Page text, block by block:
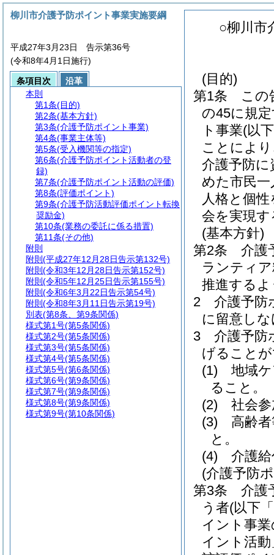
○柳川市
(目的)
第1条
この
の45に規
ト事業(以
ことによ
介護予防
めた市民
人格と個
会を実現
(基本方針)
第2条
介護
ランティ
推進する
2
介護予防
に留意し
3
介護予防
げること
(1)
地域
ること。
(2)
社会
(3)
高齢
と。
(4)
介護
(介護予防
第3条
介護
う者(以下
イント事
イント活動
柳川市介護予防ポイント事業実施要綱
平成27年3月23日 告示第36号
(令和8年4月1日施行)
条項目次
沿革
本則
第1条(目的)
第2条(基本方針)
第3条(介護予防ポイント事業)
第4条(事業主体等)
第5条(受入機関等の指定)
第6条(介護予防ポイント活動者の登
録)
第7条(介護予防ポイント活動の評価)
第8条(評価ポイント)
第9条(介護予防活動評価ポイント転換
奨励金)
第10条(業務の委託に係る措置)
第11条(その他)
附則
附則 (平成27年12月28日告示第132号)
附則 (令和3年12月28日告示第152号)
附則 (令和5年12月25日告示第155号)
附則 (令和6年3月22日告示第54号)
附則 (令和8年3月11日告示第19号)
別表(第8条、第9条関係)
様式第1号(第5条関係)
様式第2号(第5条関係)
様式第3号(第5条関係)
様式第4号(第5条関係)
様式第5号(第6条関係)
様式第6号(第9条関係)
様式第7号(第9条関係)
様式第8号(第9条関係)
様式第9号(第10条関係)